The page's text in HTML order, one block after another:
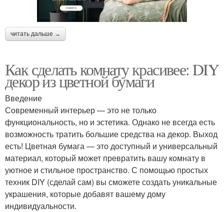
читать дальше →
Как сделать комнату красивее: DIY
декор из цветной бумаги
Введение
Современный интерьер — это не только
функциональность, но и эстетика. Однако не всегда есть
возможность тратить большие средства на декор. Выход
есть! Цветная бумага — это доступный и универсальный
материал, который может превратить вашу комнату в
уютное и стильное пространство. С помощью простых
техник DIY (сделай сам) вы сможете создать уникальные
украшения, которые добавят вашему дому
индивидуальности.